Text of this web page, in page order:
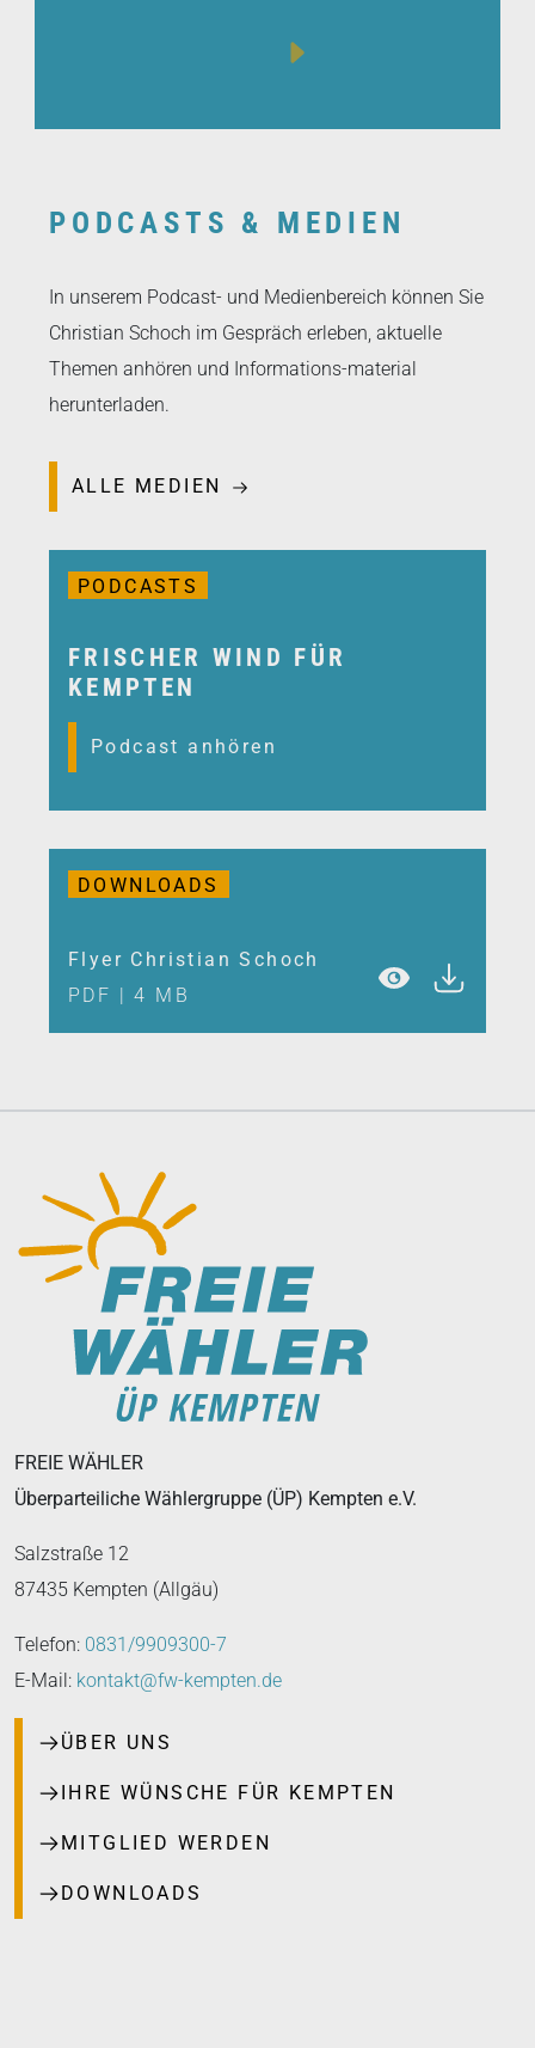
PODCASTS & MEDIEN
In unserem Podcast- und Medienbereich können Sie
Christian Schoch im Gespräch erleben, aktuelle
Themen anhören und Informations-material
herunterladen.
ALLE MEDIEN
PODCASTS
FRISCHER WIND FÜR
KEMPTEN
Podcast anhören
DOWNLOADS
Flyer Christian Schoch
PDF |4 MB
FREIE WÄHLER
Überparteiliche Wählergruppe (ÜP) Kempten e.V.
Salzstraße 12
87435 Kempten (Allgäu)
Telefon: 0831/9909300-7
E-Mail: kontakt@fw-kempten.de
ÜBER UNS
IHRE WÜNSCHE FÜR KEMPTEN
MITGLIED WERDEN
DOWNLOADS